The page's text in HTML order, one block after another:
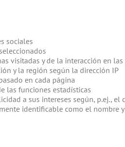
sociales
visitadas y de la interacción en las
y la región según la dirección IP
en cada página
las funciones estadísticas
a sus intereses según, p.ej.,
identificable como el nombre